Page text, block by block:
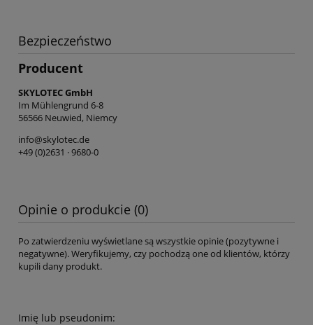
Bezpieczeństwo
Producent
SKYLOTEC GmbH
Im Mühlengrund 6-8
56566 Neuwied, Niemcy
info@skylotec.de
+49 (0)2631 · 9680-0
Opinie o produkcie (0)
Po zatwierdzeniu wyświetlane są wszystkie opinie (pozytywne i
negatywne). Weryfikujemy, czy pochodzą one od klientów, którzy
kupili dany produkt.
Imię lub pseudonim: